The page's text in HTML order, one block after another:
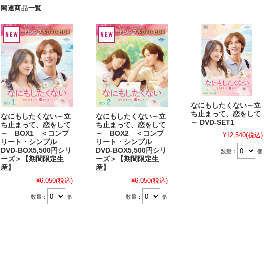
関連商品一覧
なにもしたくない～立
ち止まって、恋をして
～ BOX1 ＜コンプ
リート・シンプル
DVD-BOX5,500円シリ
ーズ＞【期間限定生
産】
¥6,050(税込)
数量： 個
なにもしたくない～立
ち止まって、恋をして
～ BOX2 ＜コンプ
リート・シンプル
DVD-BOX5,500円シリ
ーズ＞【期間限定生
産】
¥6,050(税込)
数量： 個
なにもしたくない～立
ち止まって、恋をして
～ DVD-SET1
¥12,540(税込)
数量： 個